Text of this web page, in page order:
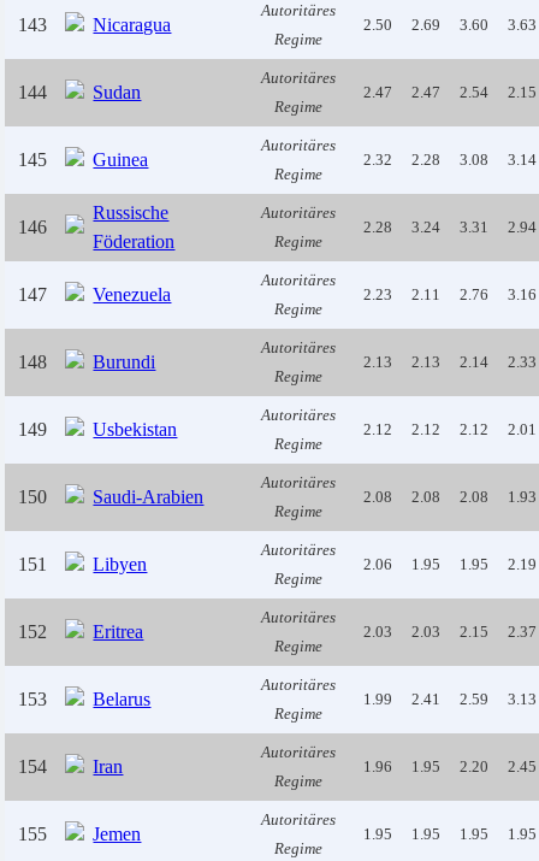
143 Nicaragua
Autoritäres
Regime
2.50 2.69 3.60 3.63
144 Sudan
Autoritäres
Regime
2.47 2.47 2.54 2.15
145 Guinea
Autoritäres
Regime
2.32 2.28 3.08 3.14
146
Russische
Föderation
Autoritäres
Regime
2.28 3.24 3.31 2.94
147 Venezuela
Autoritäres
Regime
2.23 2.11 2.76 3.16
148 Burundi
Autoritäres
Regime
2.13 2.13 2.14 2.33
149 Usbekistan
Autoritäres
Regime
2.12 2.12 2.12 2.01
150 Saudi-Arabien
Autoritäres
Regime
2.08 2.08 2.08 1.93
151 Libyen
Autoritäres
Regime
2.06 1.95 1.95 2.19
152 Eritrea
Autoritäres
Regime
2.03 2.03 2.15 2.37
153 Belarus
Autoritäres
Regime
1.99 2.41 2.59 3.13
154 Iran
Autoritäres
Regime
1.96 1.95 2.20 2.45
155 Jemen
Autoritäres
Regime
1.95 1.95 1.95 1.95